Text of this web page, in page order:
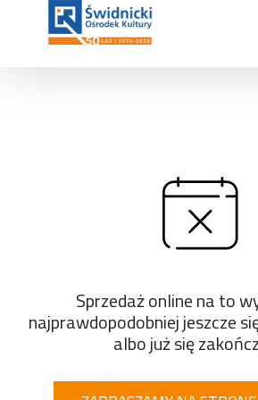
Przejdź do treści
Sprzedaż online na to
najprawdopodobniej jeszcze
albo już się